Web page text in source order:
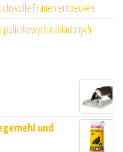
Frauen entdecken
nakładanych
und